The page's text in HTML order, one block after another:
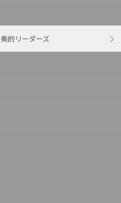
美的リーダーズ